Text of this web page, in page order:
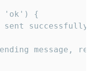
'ok') {
sent
message,